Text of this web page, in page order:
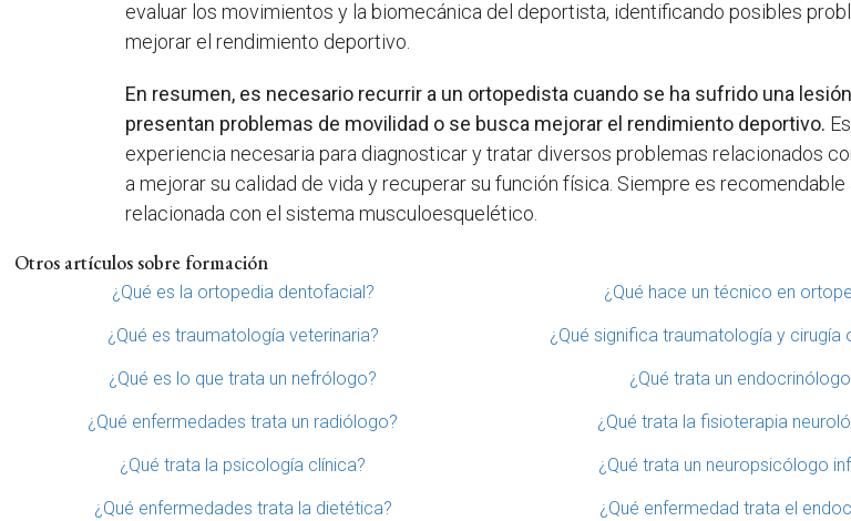
evaluar los movimientos y la biomecánica del deportista, identificando posibles
mejorar el rendimiento deportivo.
En resumen, es necesario recurrir a un ortopedista cuando se ha sufrido una
presentan problemas de movilidad o se busca mejorar el rendimiento deportivo.
experiencia necesaria para diagnosticar y tratar diversos problemas relacionados
a mejorar su calidad de vida y recuperar su función física. Siempre es
relacionada con el sistema musculoesquelético.
Otros artículos sobre formación
¿Qué es la ortopedia dentofacial? ¿Qué hace un técnico en
¿Qué es traumatología veterinaria? ¿Qué significa traumatología y cirugía
¿Qué es lo que trata un nefrólogo? ¿Qué trata un
¿Qué enfermedades trata un radiólogo? ¿Qué trata la fisioterapia
¿Qué trata la psicología clínica? ¿Qué trata un neuropsicólogo
¿Qué enfermedades trata la dietética? ¿Qué enfermedad trata el